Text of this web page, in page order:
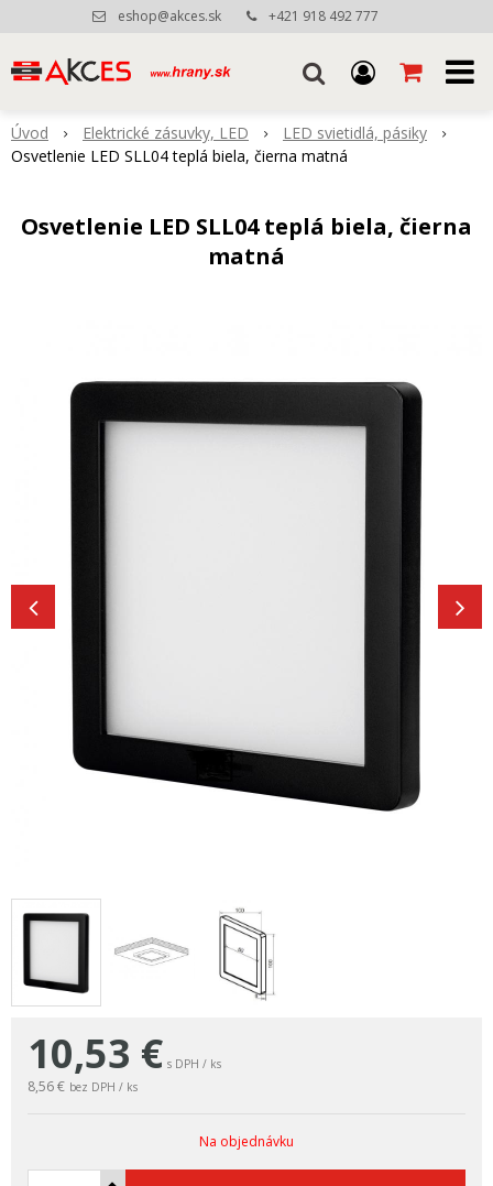
eshop@akces.sk +421 918 492 777
Úvod Elektrické zásuvky, LED
LED svietidlá, pásiky
Osvetlenie LED SLL04 teplá biela, čierna matná
Osvetlenie LED SLL04 teplá biela, čierna
matná
10,53 € s DPH / ks
8,56 € bez DPH / ks
Na objednávku